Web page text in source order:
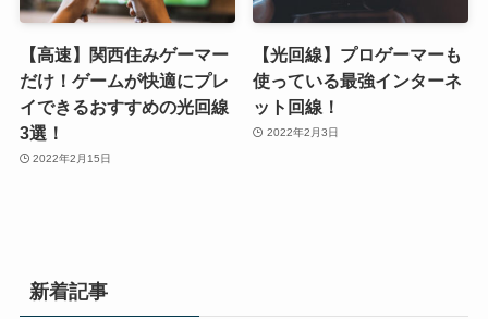
【高速】関西住みゲーマー
だけ！ゲームが快適にプレ
イできるおすすめの光回線
3選！
2022年2月15日
【光回線】プロゲーマーも
使っている最強インターネ
ット回線！
2022年2月3日
新着記事